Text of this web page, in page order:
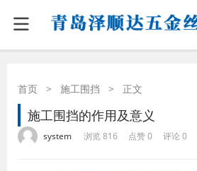
首页 > 施工围挡 > 正文
施工围挡的作用及意义
system 浏览 816 点赞 0 评论 0